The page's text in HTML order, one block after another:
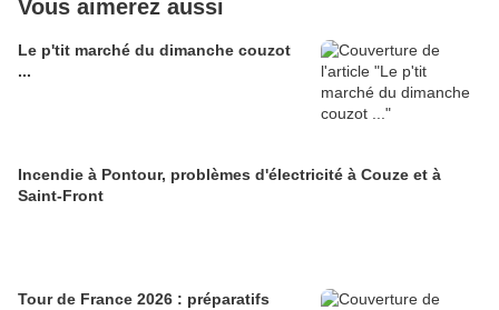
Vous aimerez aussi
Le p'tit marché du dimanche couzot
...
Incendie à Pontour, problèmes d'électricité à Couze et à
Saint-Front
Tour de France 2026 : préparatifs